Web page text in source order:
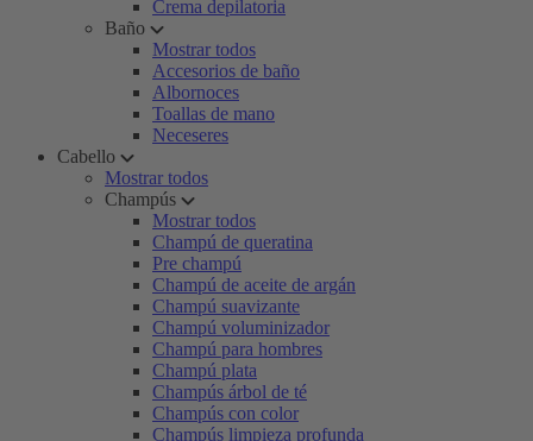
Crema depilatoria
Baño
Mostrar todos
Accesorios de baño
Albornoces
Toallas de mano
Neceseres
Cabello
Mostrar todos
Champús
Mostrar todos
Champú de queratina
Pre champú
Champú de aceite de argán
Champú suavizante
Champú voluminizador
Champú para hombres
Champú plata
Champús árbol de té
Champús con color
Champús limpieza profunda